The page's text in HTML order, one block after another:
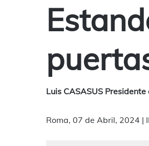
Luis CASASUS
Roma, 07 de Abril, 2024 |